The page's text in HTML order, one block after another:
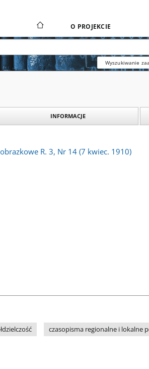
O PROJEKCIE
Wyszukiwanie
INFORMACJE
R. 3, Nr 14 (7 kwiec. 1910)
czasopisma regionalne i lokalne